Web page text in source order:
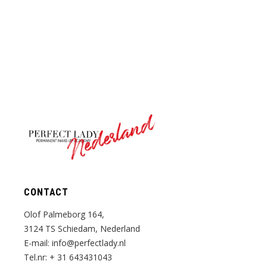
Nederland
CONTACT
Olof Palmeborg 164,
3124 TS Schiedam, Nederland
E-mail:info@perfectlady.nl
Tel.nr: + 31 643431043